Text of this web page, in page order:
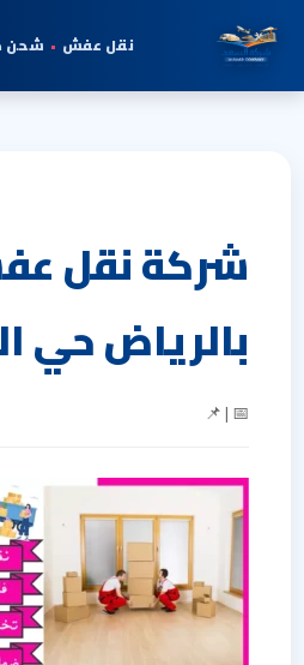
نقل عفش • شحن
شركة نقل
بالرياض حي
📅 | 📌